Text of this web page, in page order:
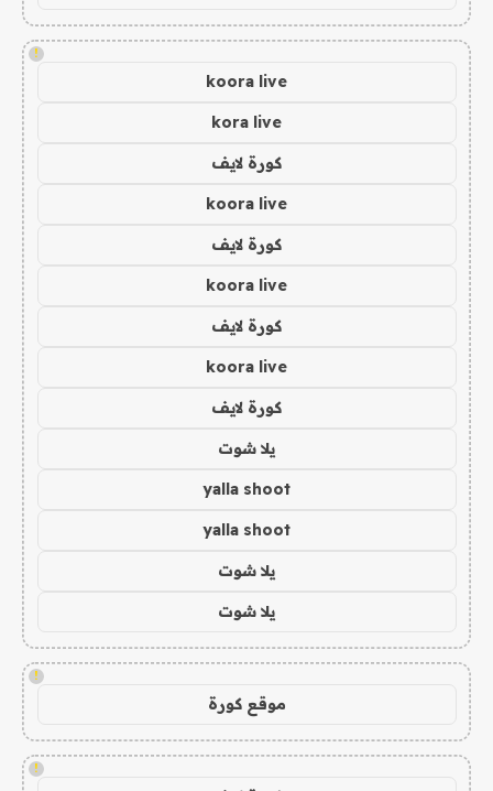
!
koora live
kora live
كورة لايف
koora live
كورة لايف
koora live
كورة لايف
koora live
كورة لايف
يلا شوت
yalla shoot
yalla shoot
يلا شوت
يلا شوت
!
موقع كورة
!